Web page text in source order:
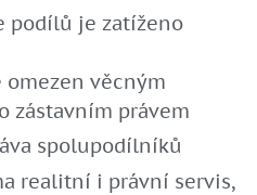
podílů je zatíženo
věcným
zástavním právem
spolupodílníků
realitní i právní servis,